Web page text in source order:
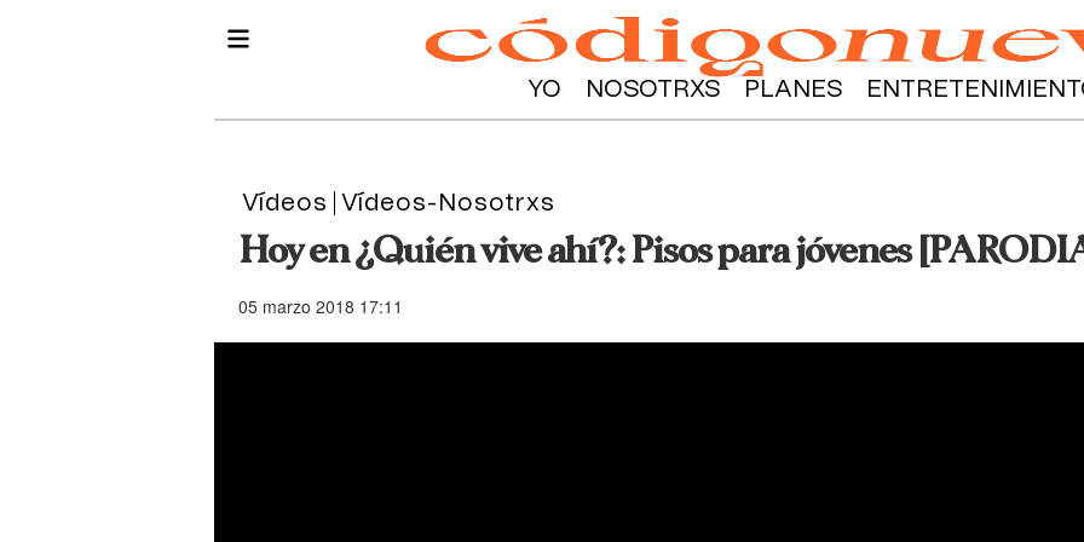
YO NOSOTRXS PLANES
Vídeos Vídeos-Nosotrxs
Hoy en ¿Quién vive ahí?: Pisos para jóvenes
05 marzo 2018 17:11